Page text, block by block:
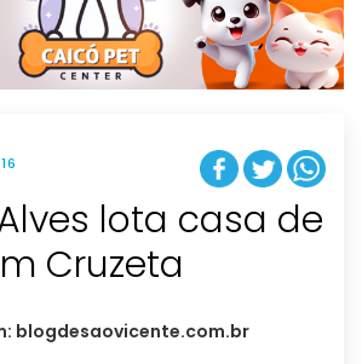
t
i
o
n
lota casa de
Cruzeta
blogdesaovicente.com.br